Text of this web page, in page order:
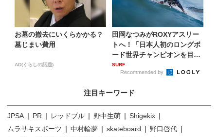
お墓の撤去にいくらかかる？
墓じまい費用
AD(くらしの話題)
田岡なつみがROXYアスリー
トへ！「日本人初のロングボ
ード世界チャンピオンを目
指...
SURF
Recommended by
注目キーワード
JPSA PR レッドブル 野中生萌
Shigekix
ムラサキスポーツ
中村輪夢 skateboard
野口啓代